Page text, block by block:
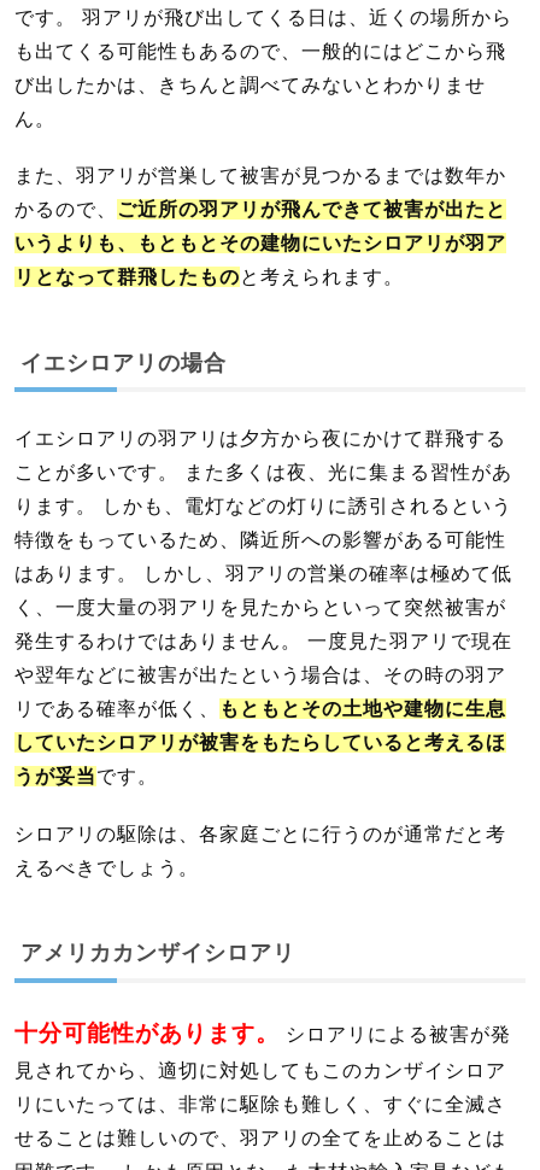
です。 羽アリが飛び出してくる日は、近くの場所から
も出てくる可能性もあるので、一般的にはどこから飛
び出したかは、きちんと調べてみないとわかりませ
ん。
また、羽アリが営巣して被害が見つかるまでは数年か
かるので、 ご近所の羽アリが飛んできて被害が出たと
いうよりも、もともとその建物にいたシロアリが羽ア
リとなって群飛したものと考えられます。
イエシロアリの場合
イエシロアリの羽アリは夕方から夜にかけて群飛する
ことが多いです。 また多くは夜、光に集まる習性があ
ります。 しかも、電灯などの灯りに誘引されるという
特徴をもっているため、隣近所への影響がある可能性
はあります。 しかし、羽アリの営巣の確率は極めて低
く、一度大量の羽アリを見たからといって突然被害が
発生するわけではありません。 一度見た羽アリで現在
や翌年などに被害が出たという場合は、その時の羽ア
リである確率が低く、
もともとその土地や建物に生息
していたシロアリが被害をもたらしていると考えるほ
うが妥当です。
シロアリの駆除は、各家庭ごとに行うのが通常だと考
えるべきでしょう。
アメリカカンザイシロアリ
十分可能性があります。
シロアリによる被害が発
見されてから、適切に対処してもこのカンザイシロア
リにいたっては、非常に駆除も難しく、すぐに全滅さ
せることは難しいので、羽アリの全てを止めることは